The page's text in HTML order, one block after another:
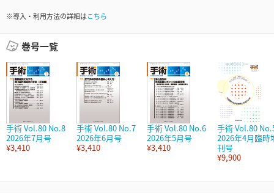
※導入・利用方法の詳細はこちら
巻号一覧
手術 Vol.80 No.8
2026年7月号
¥3,410
手術 Vol.80 No.7
2026年6月号
¥3,410
手術 Vol.80 No.6
2026年5月号
¥3,410
手術 Vol.80
2026年4月臨時
刊号
¥9,900